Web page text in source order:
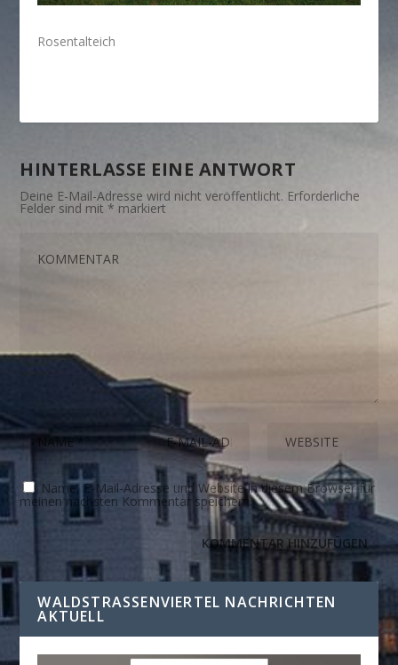
Rosentalteich
HINTERLASSE EINE ANTWORT
Deine E-Mail-Adresse wird nicht veröffentlicht. Erforderliche
Felder sind mit * markiert
Name, E-Mail-Adresse und Website in diesem Browser für
meinen nächsten Kommentar speichern.
WALDSTRASSENVIERTEL NACHRICHTEN A
KTUELL